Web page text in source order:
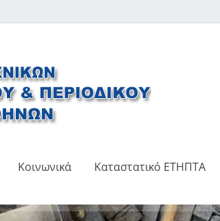
Κοινωνικά Καταστατικό ΕΤΗΠΤΑ